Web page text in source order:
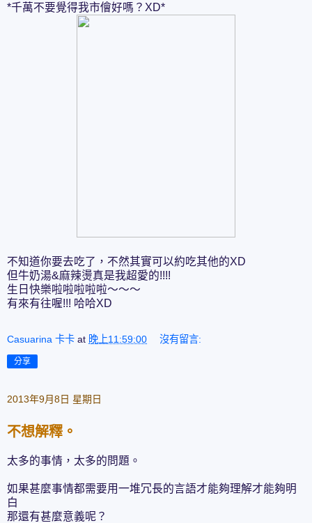
*千萬不要覺得我市儈好嗎？XD*
不知道你要去吃了，不然其實可以約吃其他的XD
但牛奶湯&麻辣燙真是我超愛的!!!!
生日快樂啦啦啦啦啦～～～
有來有往喔!!! 哈哈XD
Casuarina 卡卡 at 晚上11:59:00 沒有留言:
分享
2013年9月8日 星期日
不想解釋。
太多的事情，太多的問題。
如果甚麼事情都需要用一堆冗長的言語才能夠理解才能夠明
白
那還有甚麼意義呢？